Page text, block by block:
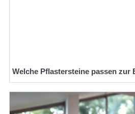
Welche Pflastersteine passen zur